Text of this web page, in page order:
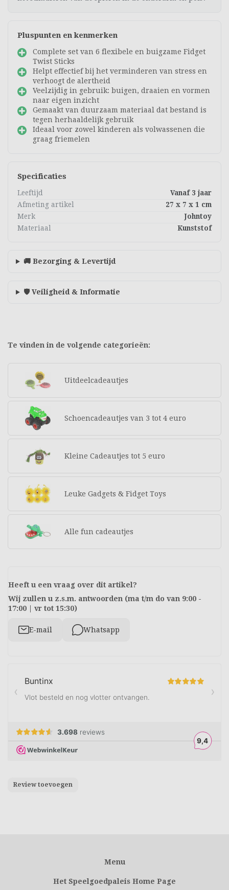
Pluspunten en kenmerken
Complete set van 6 flexibele en buigzame Fidget
Twist Sticks
Helpt effectief bij het verminderen van stress en
verhoogt de alertheid
Veelzijdig in gebruik: buigen, draaien en vormen
naar eigen inzicht
Gemaakt van duurzaam materiaal dat bestand is
tegen herhaaldelijk gebruik
Ideaal voor zowel kinderen als volwassenen die
graag friemelen
Specificaties
Leeftijd
Vanaf 3 jaar
Afmeting artikel
27 x 7 x 1 cm
Merk
Johntoy
Materiaal
Kunststof
🚚 Bezorging & Levertijd
🛡️ Veiligheid & Informatie
Te vinden in de volgende categorieën:
Uitdeelcadeautjes
Schoencadeautjes van 3 tot 4 euro
Kleine Cadeautjes tot 5 euro
Leuke Gadgets & Fidget Toys
Alle fun cadeautjes
Heeft u een vraag over dit artikel?
Wij zullen u z.s.m. antwoorden (ma t/m do van 9:00 -
17:00 | vr tot 15:30)
E-mail Whatsapp
Review toevoegen
Menu
Het Speelgoedpaleis Home Page